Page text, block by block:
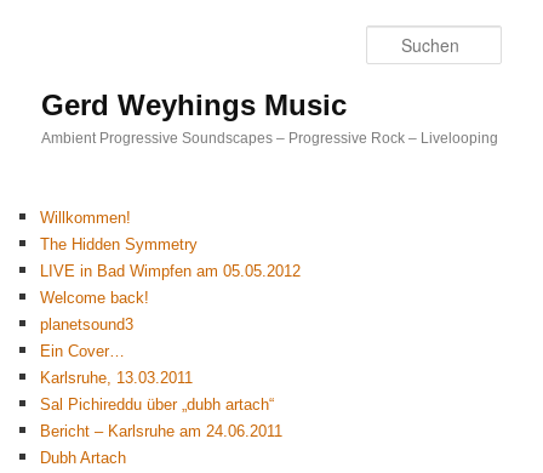
Gerd Weyhings Music
Ambient Progressive Soundscapes – Progressive Rock – Livelooping
Willkommen!
The Hidden Symmetry
LIVE in Bad Wimpfen am 05.05.2012
Welcome back!
planetsound3
Ein Cover…
Karlsruhe, 13.03.2011
Sal Pichireddu über „dubh artach“
Bericht – Karlsruhe am 24.06.2011
Dubh Artach